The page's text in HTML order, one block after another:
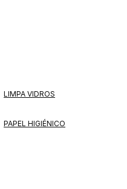
LIMPA VIDROS
PAPEL HIGIÉNICO